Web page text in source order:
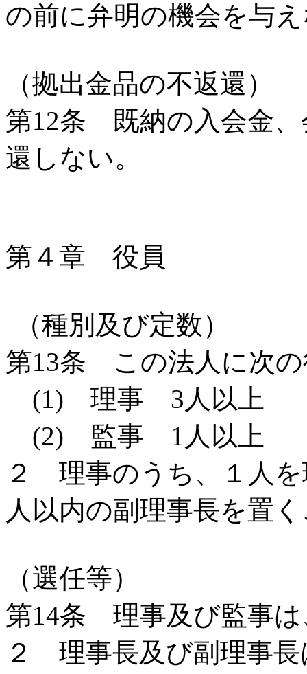
の前に弁明の機会を与
（拠出金品の不返還）
第12条 既納の入会金、
還しない。
第４章 役員
（種別及び定数）
第13条 この法人に次の
(1) 理事 3人以上
(2) 監事 1人以上
２ 理事のうち、１人
人以内の副理事長を置
（選任等）
第14条 理事及び監事は
２ 理事長及び副理事